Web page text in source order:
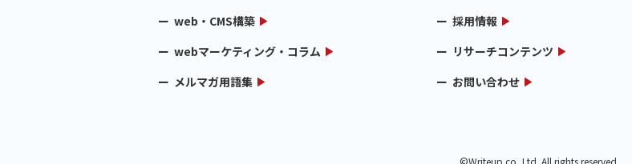
web・CMS構築
採用情報
webマーケティング・コラム
リサーチコンテンツ
メルマガ用語集
お問い合わせ